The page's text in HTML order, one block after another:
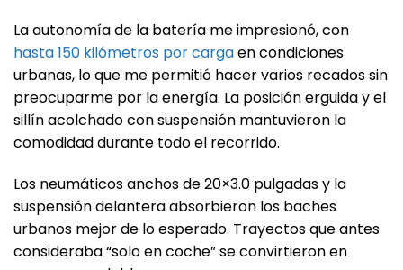
La autonomía de la batería me impresionó, con
hasta 150 kilómetros por cargaen condiciones
urbanas, lo que me permitió hacer varios recados sin
preocuparme por la energía. La posición erguida y el
sillín acolchado con suspensión mantuvieron la
comodidad durante todo el recorrido.
Los neumáticos anchos de 20×3.0 pulgadas y la
suspensión delantera absorbieron los baches
urbanos mejor de lo esperado. Trayectos que antes
consideraba “solo en coche” se convirtieron en